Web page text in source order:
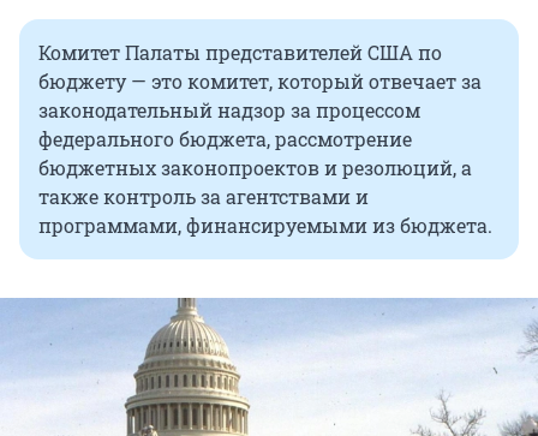
Комитет Палаты представителей США по
бюджету — это комитет, который отвечает за
законодательный надзор за процессом
федерального бюджета, рассмотрение
бюджетных законопроектов и резолюций, а
также контроль за агентствами и
программами, финансируемыми из бюджета.